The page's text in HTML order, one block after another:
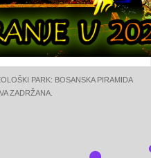
PARK: BOSANSKA PIRAMIDA
ZADRŽANA.